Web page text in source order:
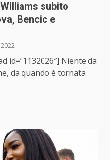
subito
Bencic e
id=”1132026″] Niente da
da quando è tornata